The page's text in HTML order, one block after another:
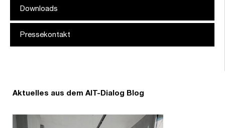
Downloads
Pressekontakt
Aktuelles aus dem AIT-Dialog Blog